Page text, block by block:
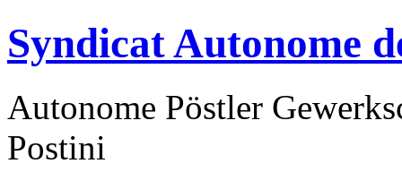
Syndicat Autonome
Autonome Pöstler
Postini